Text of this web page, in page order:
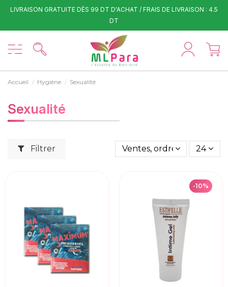
LIVRAISON GRATUITE DÈS 99 DT D'ACHAT / FRAIS DE LIVRAISON : 4.5
DT
Accueil Hygiène Sexualité
Sexualité
Filtrer Ventes, ordre décroissant
24
-10%